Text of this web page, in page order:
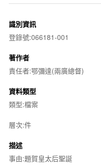
識別資訊
登錄號:066181-001
著作者
責任者:鄂彌達(兩廣總督)
資料類型
類型:檔案
層次:件
描述
事由:題賀皇太后聖誕